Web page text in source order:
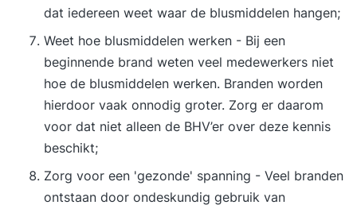
dat iedereen weet waar de blusmiddelen hangen;
Weet hoe blusmiddelen werken - Bij een
beginnende brand weten veel medewerkers niet
hoe de blusmiddelen werken. Branden worden
hierdoor vaak onnodig groter. Zorg er daarom
voor dat niet alleen de BHV’er over deze kennis
beschikt;
Zorg voor een 'gezonde' spanning - Veel branden
ontstaan door ondeskundig gebruik van